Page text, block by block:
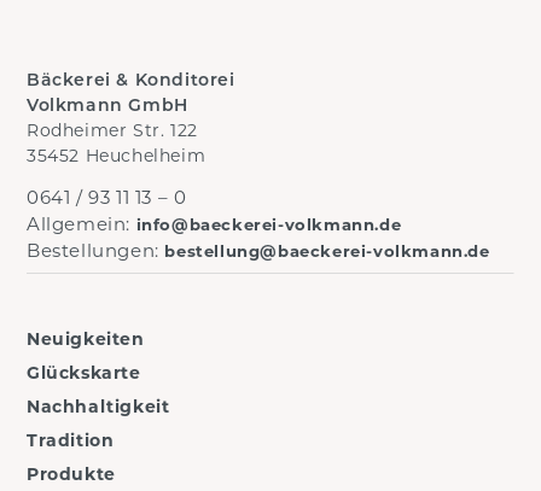
Bäckerei & Konditorei
Volkmann GmbH
Rodheimer Str. 122
35452 Heuchelheim
0641 / 93 11 13 – 0
Allgemein: info@baeckerei-volkmann.de
Bestellungen: bestellung@baeckerei-volkmann.de
Neuigkeiten
Glückskarte
Nachhaltigkeit
Tradition
Produkte